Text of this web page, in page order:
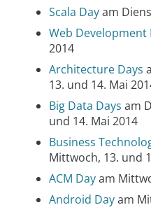
Scala Dayam
Web Development
2014
Architecture Days
13. und 14. Mai
Big Data Days am
und 14. Mai 2014
Business
Mittwoch, 13. und
ACM Dayam
Android Dayam